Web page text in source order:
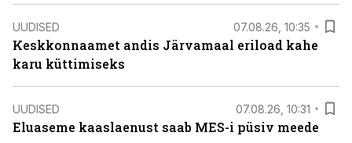
UUDISED 07.08.26, 10:35
Keskkonnaamet andis Järvamaal eriload kahe
karu küttimiseks
UUDISED 07.08.26, 10:31
Eluaseme kaaslaenust saab MES-i püsiv meede